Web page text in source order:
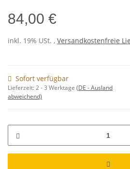
84,00 €
inkl. 19% USt. , Versandkostenfreie
Sofort verfügbar
Lieferzeit:2 - 3 Werktage (DE - Ausland
abweichend)